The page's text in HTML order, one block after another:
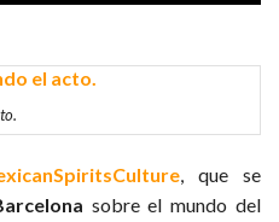
, que se
sobre el mundo del